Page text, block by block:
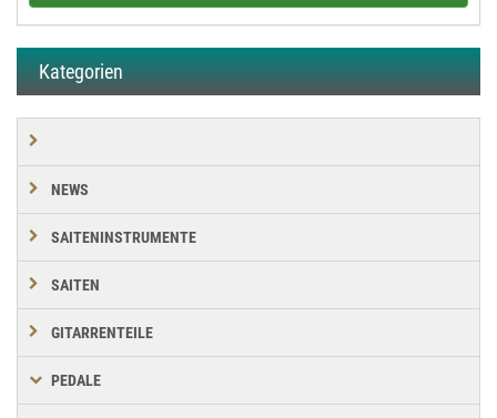
Kategorien
NEWS
SAITENINSTRUMENTE
SAITEN
GITARRENTEILE
PEDALE